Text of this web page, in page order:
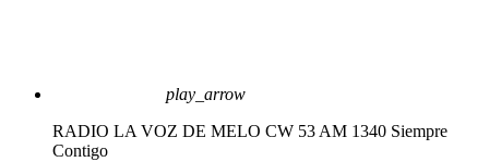
play_arrow
RADIO LA VOZ DE MELO CW 53 AM 1340 Siempre
Contigo